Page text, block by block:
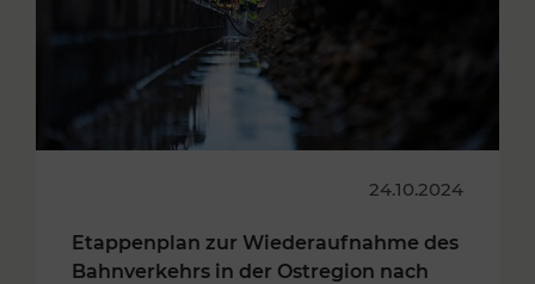
24.10.2024
Etappenplan zur Wiederaufnahme des
Bahnverkehrs in der Ostregion nach